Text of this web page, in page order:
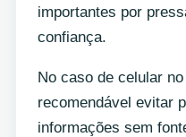
importantes por
confiança.
No caso de celular
recomendável evitar
informações sem